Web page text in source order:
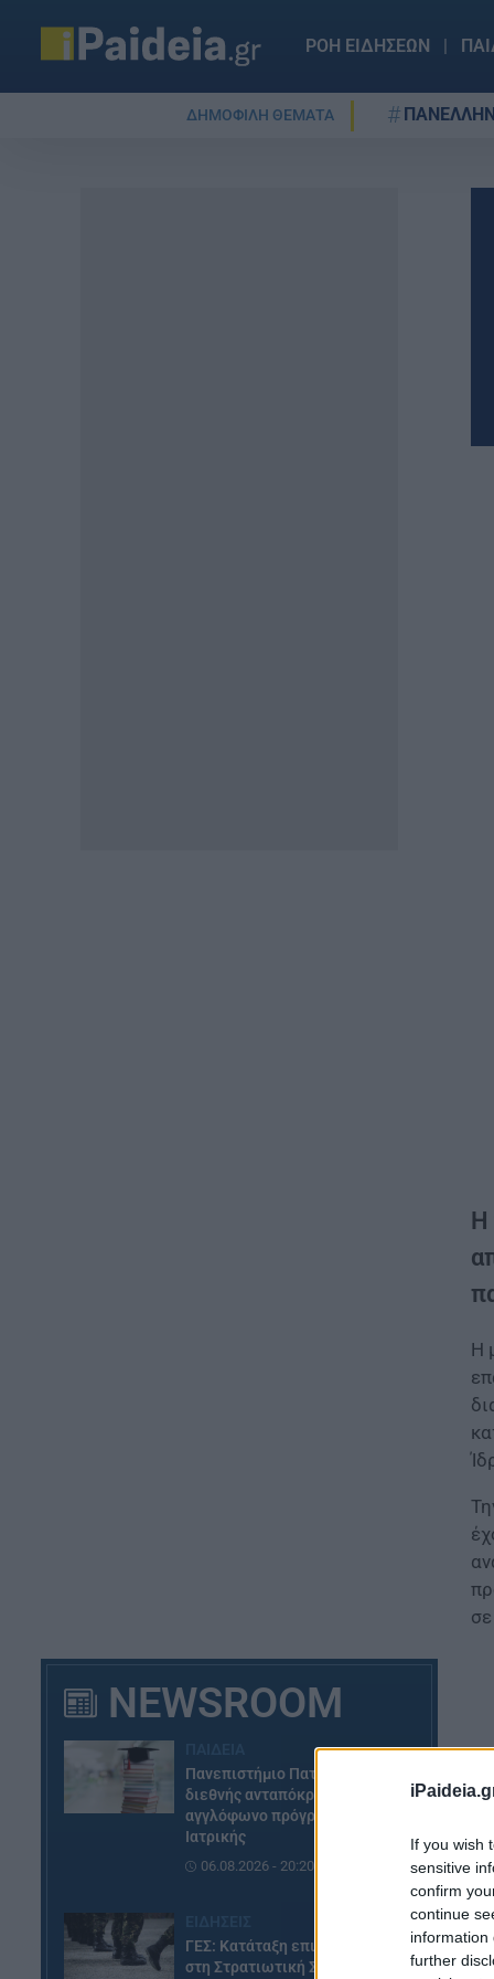
If you wish
sensitive
confirm
continue
information
further
ΡΟΗ ΕΙΔΗΣΕΩΝ
ΔΗΜΟΦΙΛΗ ΘΕΜΑΤΑ
NEWSROOM
Πανεπιστήμιο Πατρών: Ισχυρή
διεθνής ανταπόκριση στο νέο
αγγλόφωνο πρόγραμμα
Ιατρικής
06.08.2026 - 20:20
ΓΕΣ: Κατάταξη επιτυχόντων
στη Στρατιωτική Σχολή
Η
Η